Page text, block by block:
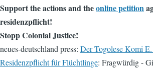
Support the actions and theonline petition
residenzpflicht!
Stopp Colonial Justice!
neues-deutschland press: Der Togolese Komi
Residenzpflicht für Flüchtlinge: Fragwürdig -